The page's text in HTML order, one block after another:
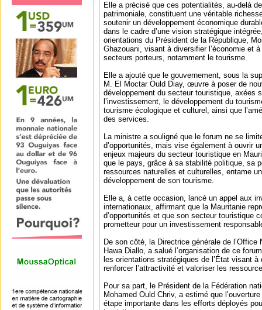
Elle a précisé que ces potentialités, au-delà
patrimoniale, constituent une véritable
soutenir un développement économique
dans le cadre d’une vision stratégique
orientations du Président de la République,
Ghazouani, visant à diversifier l’économie et
secteurs porteurs, notamment le tourisme.
Elle a ajouté que le gouvernement, sous la
M. El Moctar Ould Diay, œuvre à poser de
développement du secteur touristique, axées
l’investissement, le développement du
tourisme écologique et culturel, ainsi que
des services.
La ministre a souligné que le forum ne se
d’opportunités, mais vise également à ouvrir
enjeux majeurs du secteur touristique en
que le pays, grâce à sa stabilité politique, sa
ressources naturelles et culturelles, entame
développement de son tourisme.
Elle a, à cette occasion, lancé un appel aux
internationaux, affirmant que la Mauritanie
d’opportunités et que son secteur touristique
prometteur pour un investissement
De son côté, la Directrice générale de l’Office
Hawa Diallo, a salué l’organisation de ce
les orientations stratégiques de l’État visant à
renforcer l’attractivité et valoriser les
Pour sa part, le Président de la Fédération
Mohamed Ould Chriv, a estimé que
étape importante dans les efforts déployés